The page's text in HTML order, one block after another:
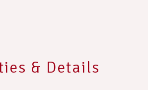
& Details